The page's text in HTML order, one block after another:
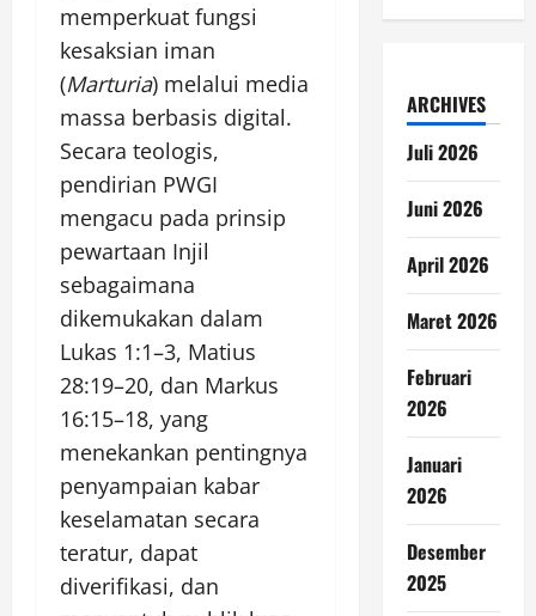
memperkuat fungsi
kesaksian iman
(Marturia) melalui media
massa berbasis digital.
Secara teologis,
pendirian PWGI
mengacu pada prinsip
pewartaan Injil
sebagaimana
dikemukakan dalam
Lukas 1:1–3, Matius
28:19–20, dan Markus
16:15–18, yang
menekankan pentingnya
penyampaian kabar
keselamatan secara
teratur, dapat
diverifikasi, dan
ARCHIVES
Juli 2026
Juni 2026
April 2026
Maret 2026
Februari
2026
Januari
2026
Desember
2025